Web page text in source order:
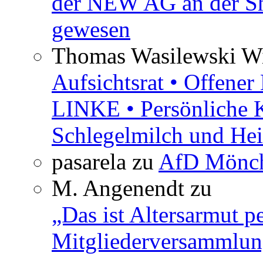
gewesen
Thomas Wasilewski
Aufsichtsrat •
LINKE • Persönliche
Schlegelmilch und
pasarela zu AfD
M. Angenendt zu
„Das ist Altersarmut